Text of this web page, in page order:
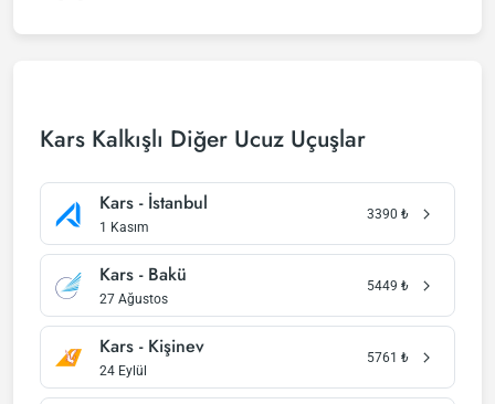
Kars Kalkışlı Diğer Ucuz Uçuşlar
Kars - İstanbul
1 Kasım
3390 ₺
Kars - Bakü
27 Ağustos
5449 ₺
Kars - Kişinev
24 Eylül
5761 ₺